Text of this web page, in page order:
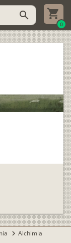
search
0
chevron_right Alchimia